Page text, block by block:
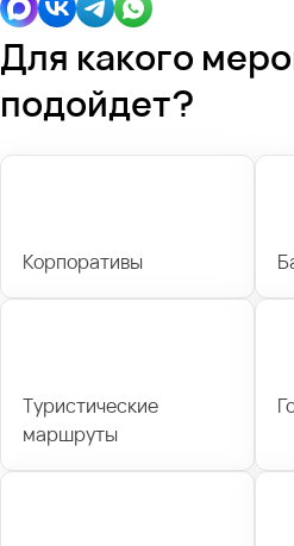
Для какого
подойдет?
Корпоративы
Туристические
маршруты